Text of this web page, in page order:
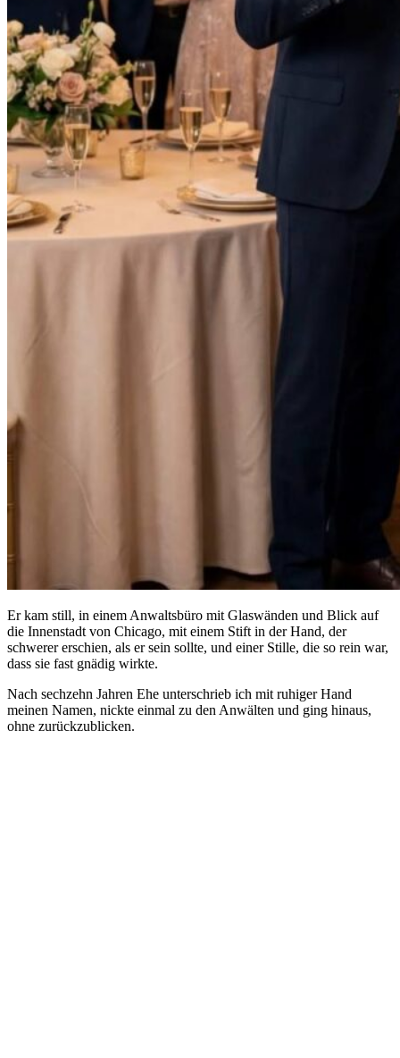
Er kam still, in einem Anwaltsbüro mit Glaswänden und Blick auf
die Innenstadt von Chicago, mit einem Stift in der Hand, der
schwerer erschien, als er sein sollte, und einer Stille, die so rein war,
dass sie fast gnädig wirkte.
Nach sechzehn Jahren Ehe unterschrieb ich mit ruhiger Hand
meinen Namen, nickte einmal zu den Anwälten und ging hinaus,
ohne zurückzublicken.